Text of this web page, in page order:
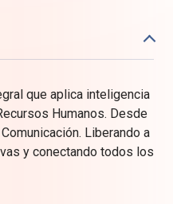
que aplica inteligencia
Humanos. Desde
Liberando a
y conectando todos los